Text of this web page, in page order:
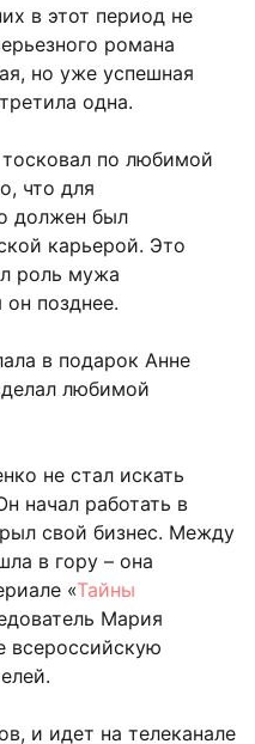
в этот период не
романа
но уже успешная
одна.
по любимой
что для
должен был
карьерой. Это
роль мужа
позднее.
в подарок Анне
любимой
не стал искать
начал работать в
свой бизнес. Между
в гору – она
«Тайны
Мария
всероссийскую
и идет на телеканале